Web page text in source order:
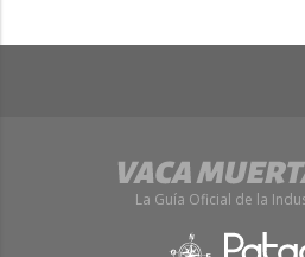
La Guía Oficial de la